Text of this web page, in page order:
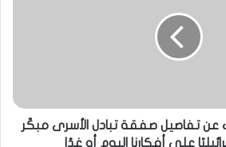
عن تفاصيل صفقة تبادل الأسرى مبكّر
على أفكارنا اليوم أو غدًا